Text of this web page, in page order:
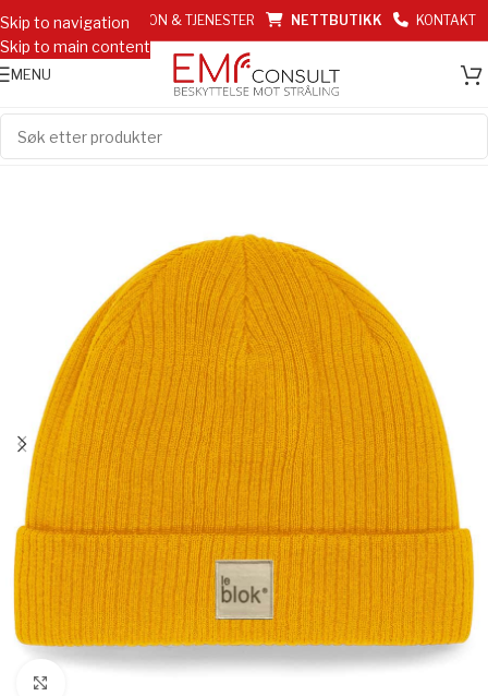
Skip to navigation
Skip to main content
EMF INFORMASJON & TJENESTER NETTBUTIKK KONTAKT
MENU